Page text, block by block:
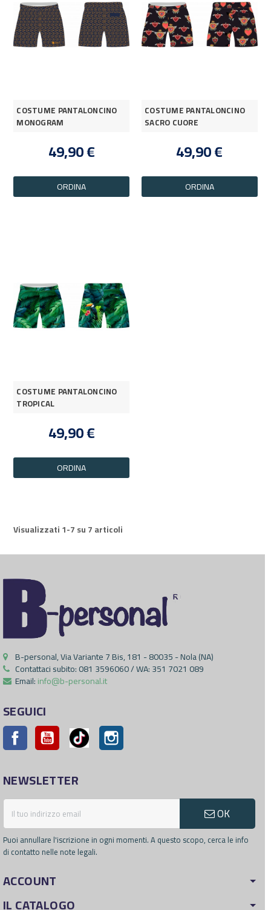
COSTUME PANTALONCINO
MONOGRAM
49,90 €
ORDINA
COSTUME PANTALONCINO
SACRO CUORE
49,90 €
ORDINA
COSTUME PANTALONCINO
TROPICAL
49,90 €
ORDINA
Visualizzati 1-7 su 7 articoli
B-personal, Via Variante 7 Bis, 181 - 80035 - Nola (NA)
Contattaci subito:081 3596060 / WA: 351 7021 089
Email:info@b-personal.it
SEGUICI
Facebook YouTube Pinterest
NEWSLETTER
OK
Puoi annullare l'iscrizione in ogni momenti. A questo scopo, cerca le info
di contatto nelle note legali.
ACCOUNT
IL CATALOGO